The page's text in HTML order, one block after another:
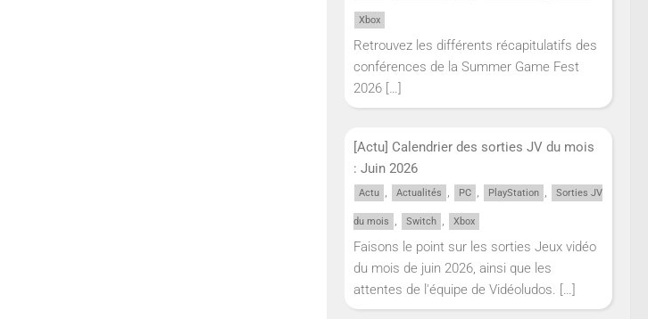
Xbox
Retrouvez les différents récapitulatifs des
conférences de la Summer Game Fest
2026 […]
[Actu] Calendrier des sorties JV du mois
: Juin 2026
Actu , Actualités , PC , PlayStation , Sorties JV
du mois , Switch , Xbox
Faisons le point sur les sorties Jeux vidéo
du mois de juin 2026, ainsi que les
attentes de l'équipe de Vidéoludos. […]